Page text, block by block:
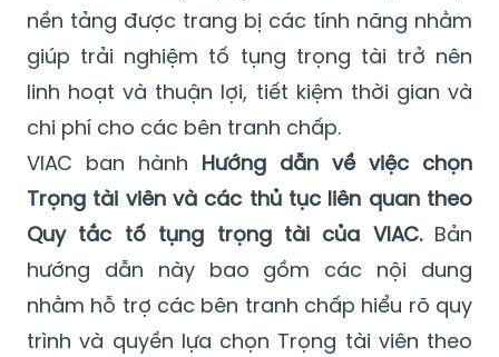
nền tảng được trang bị các tính năng nhằm
giúp trải nghiệm tố tụng trọng tài trở nên
linh hoạt và thuận lợi, tiết kiệm thời gian và
chi phí cho các bên tranh chấp.
VIAC ban hành Hướng dẫn về việc chọn
Trọng tài viên và các thủ tục liên quan theo
Quy tắc tố tụng trọng tài của VIAC.Bản
hướng dẫn này bao gồm các nội dung
nhằm hỗ trợ các bên tranh chấp hiểu rõ quy
trình và quyền lựa chọn Trọng tài viên theo